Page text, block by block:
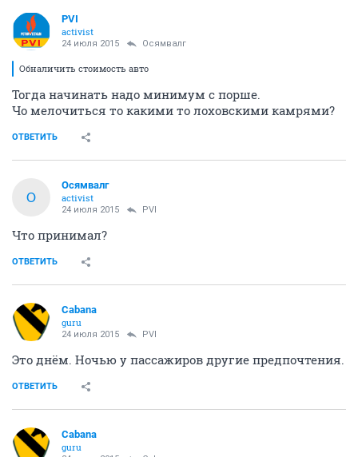
PVI
activist
24 июля 2015 Осямвалг
Обналичить стоимость авто
Тогда начинать надо минимум с порше.
Чо мелочиться то какими то лоховскими камрями?
ОТВЕТИТЬ
О
Осямвалг
activist
24 июля 2015 PVI
Что принимал?
ОТВЕТИТЬ
Cabana
guru
24 июля 2015 PVI
Это днём. Ночью у пассажиров другие предпочтения.
ОТВЕТИТЬ
Cabana
guru